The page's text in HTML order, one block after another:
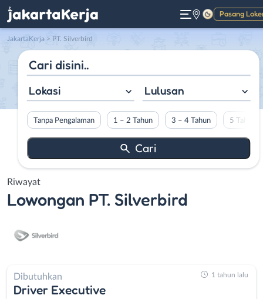
Pasang
Gelap
JakartaKerja > PT. Silverbird
Lokasi Lulusan
Tanpa Pengalaman 1 – 2 Tahun 3 – 4 Tahun 5 Tahun
Riwayat
Lowongan PT. Silverbird
Dibutuhkan
Driver Executive
1 tahun lalu